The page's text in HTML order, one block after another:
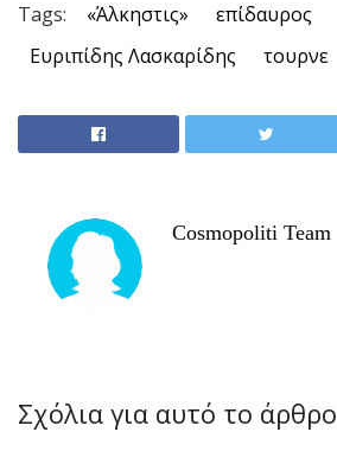
Tags: «Άλκηστις»
επίδαυρος
Ευριπίδης Λασκαρίδης
τουρνε
Cosmopoliti Team
Σχόλια για αυτό το άρθρο